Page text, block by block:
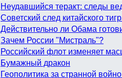
Неудавшийся теракт: следы
Советский след китайского
Действительно ли Обама
Зачем России "Мистраль"?
Российский флот изменяет
Бумажный дракон
Геополитика за странной